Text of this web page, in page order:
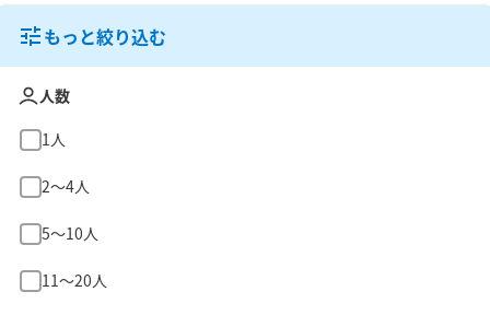
もっと絞り込む
人数
1人
2〜4人
5〜10人
11〜20人